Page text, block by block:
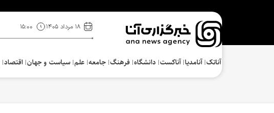
۱۸ مرداد ۱۴۰۵ ۱۵:۰۰
آناتک آنامدیا آناکست دانشگاه فرهنگ‌ جامعه علم سیاست و جهان اقتصاد